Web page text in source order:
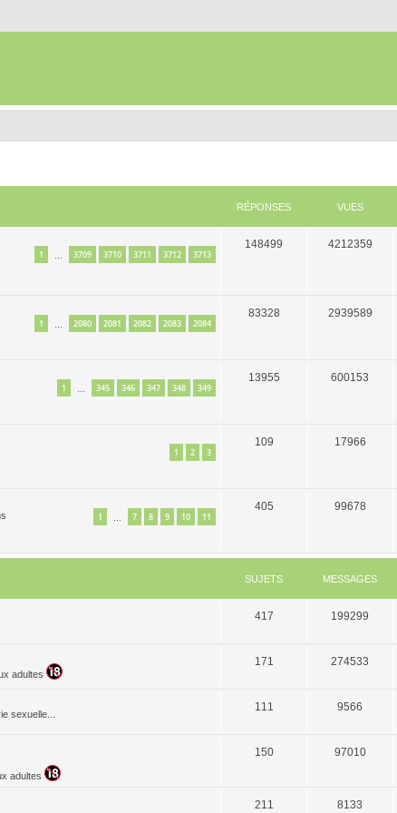
RÉPONSES VUES
1 3709 3710 3711 3712 3713
148499 4212359
1 2080 2081 2082 2083 2084
83328 2939589
1 345 346 347 348 349
13955 600153
1 2 3
109 17966
1 7 8 9 10 11
405 99678
SUJETS MESSAGES
417 199299
adultes
171 274533
sexuelle...
111 9566
adultes
150 97010
211 8133